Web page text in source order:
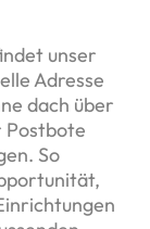
unser
Adresse
dach über
Postbote
So